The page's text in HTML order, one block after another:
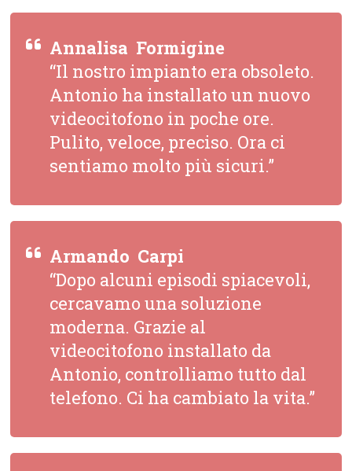
Annalisa  Formigine
“Il nostro impianto era obsoleto.
Antonio ha installato un nuovo
videocitofono in poche ore.
Pulito, veloce, preciso. Ora ci
sentiamo molto più sicuri.”
Armando  Carpi
“Dopo alcuni episodi spiacevoli,
cercavamo una soluzione
moderna. Grazie al
videocitofono installato da
Antonio, controlliamo tutto dal
telefono. Ci ha cambiato la vita.”